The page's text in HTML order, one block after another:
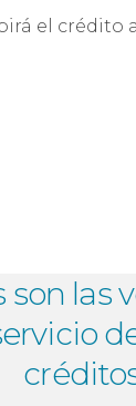
el crédito
son las